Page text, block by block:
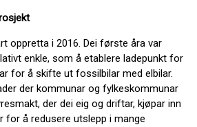
oppretta i 2016. Dei første åra var
enkle, som å etablere ladepunkt for
for å skifte ut fossilbilar med elbilar.
der kommunar og fylkeskommunar
der dei eig og driftar, kjøpar inn
for å redusere utslepp i mange